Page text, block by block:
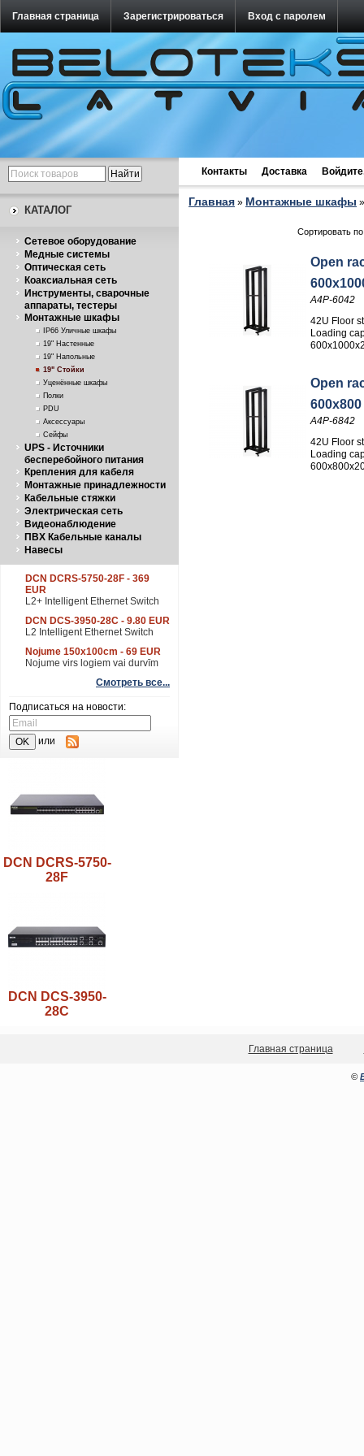
Главная страница Зарегистрироваться Вход с паролем
КАТАЛОГ
Cетевое оборудование
Медные системы
Оптическая сеть
Коаксиальная сеть
Инструменты, сварочные
аппараты, тестеры
Монтажные шкафы
IP66 Уличные шкафы
19" Настенные
19" Напольные
19" Стойки
Уценённые шкафы
Полки
PDU
Аксессуары
Сейфы
UPS - Источники
бесперебойного питания
Крепления для кабеля
Монтажные принадлежности
Кабельные стяжки
Электрическая сеть
Видеонаблюдение
ПВХ Кабельные каналы
Навесы
DCN DCRS-5750-28F - 369
EUR
L2+ Intelligent Ethernet Switch
DCN DCS-3950-28C - 9.80 EUR
L2 Intelligent Ethernet Switch
Nojume 150x100cm - 69 EUR
Nojume virs logiem vai durvīm
Смотреть все...
Подписаться на новости:
или
DCN DCRS-5750-
28F
DCN DCS-3950-
28C
Контакты Доставка
Главная » Монтажные шкафы
Сортировать
Open
A4P-6042
42U Floor
Loading
Open
600x800
A4P-6842
42U Floor
Loading
Главная страница
©